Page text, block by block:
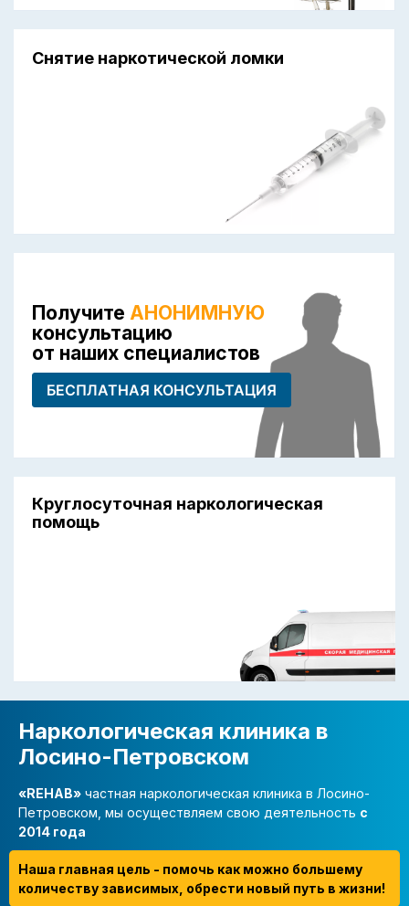
Снятие наркотической ломки
Получите АНОНИМНУЮ
консультацию
от наших специалистов
БЕСПЛАТНАЯ КОНСУЛЬТАЦИЯ
Круглосуточная наркологическая
помощь
Наркологическая клиника в
Лосино-Петровском
«REHAB» частная наркологическая клиника в Лосино-
Петровском, мы осуществляем свою деятельность с
2014 года
Наша главная цель - помочь как можно большему
количеству зависимых, обрести новый путь в жизни!